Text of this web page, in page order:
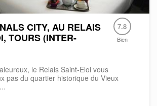
CITY, AU RELAIS
TOURS (INTER-
7.8
Bien
le Relais Saint-Eloi vous
pas du quartier historique du Vieux